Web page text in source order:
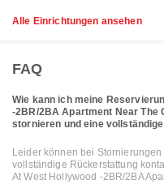
Alle Einrichtungen ansehen
FAQ
Wie kann ich meine
-2BR/2BA Apartment Near The
stornieren und eine
Leider können bei
vollständige Rückerstattung
At West Hollywood -2BR/2BA